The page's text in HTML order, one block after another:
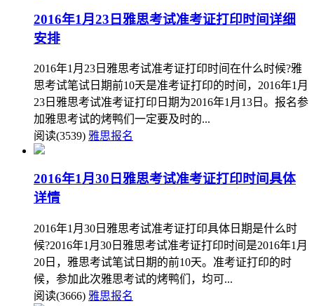
2016年1月23日雅思考试准考证打印时间详细
安排
2016年1月23日雅思考试准考证打印时间在什么时候?雅
思考试笔试日期前10天是准考证打印的时间，2016年1月
23日雅思考试准考证打印日期为2016年1月13日。报名参
加雅思考试的烤鸭们一定要及时的...
阅读(3539) 雅思报名
2016年1月30日雅思考试准考证打印时间具体
详情
2016年1月30日雅思考试准考证打印具体日期是什么时
候?2016年1月30日雅思考试准考证打印时间是2016年1月
20日，雅思考试笔试日期的前10天。准考证打印的时
候，参加此次雅思考试的烤鸭们，均可...
阅读(3666) 雅思报名